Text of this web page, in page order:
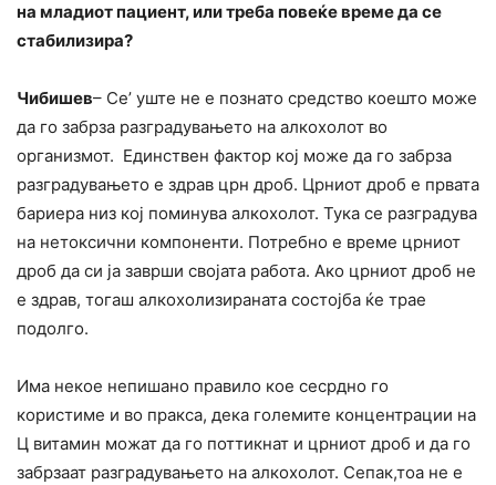
на младиот пациент, или треба повеќе време да се
стабилизира?
Чибишев– Се’ уште не е познато средство коешто може
да го забрза разградувањето на алкохолот во
организмот. Единствен фактор кој може да го забрза
разградувањето е здрав црн дроб. Црниот дроб е првата
бариера низ кој поминува алкохолот. Тука се разградува
на нетоксични компоненти. Потребно е време црниот
дроб да си ја заврши својата работа. Ако црниот дроб не
е здрав, тогаш алкохолизираната состојба ќе трае
подолго.
Има некое непишано правило кое сесрдно го
користиме и во пракса, дека големите концентрации на
Ц витамин можат да го поттикнат и црниот дроб и да го
забрзаат разградувањето на алкохолот. Сепак,тоа не е